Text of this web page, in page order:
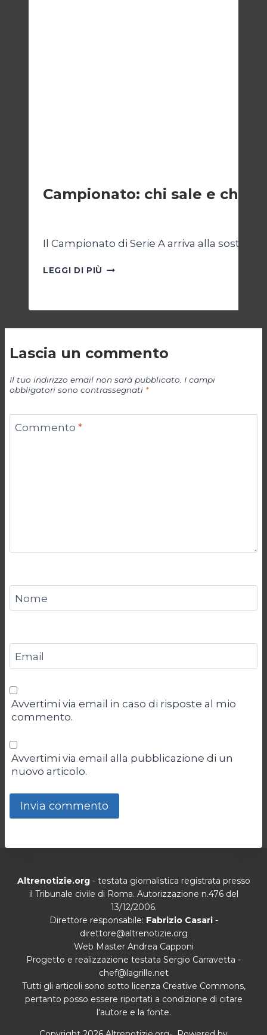
Campionato: chi sale e chi
Il Campionato di Serie A arriva alla sosta
LEGGI DI PIÙ CAMPIONATO:
SCENDE
Lascia un commento
Il tuo indirizzo email non sarà pubblicato. I campi
obbligatori sono contrassegnati *
Commento *
Nome
Email
Avvertimi via email in caso di risposte al mio
commento.
Avvertimi via email alla pubblicazione di un
nuovo articolo.
Altrenotizie.org- testata giornalistica registrata presso
il Tribunale civile di Roma. Autorizzazione n.476 del
13/12/2006.
Direttore responsabile: Fabrizio Casari-
direttore@altrenotizie.org
Web Master Andrea Capponi
Progetto e realizzazione testata Sergio Carravetta -
chef@lagrille.net
Tutti gli articoli sono sotto licenza Creative Commons,
pertanto posso essere riportati a condizione di citare
l'autore e la fonte.